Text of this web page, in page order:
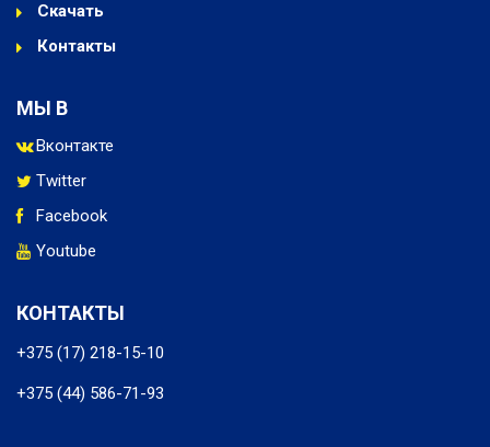
Скачать
Контакты
МЫ В
Вконтакте
Twitter
Facebook
Youtube
КОНТАКТЫ
+375 (17) 218-15-10
+375 (44) 586-71-93